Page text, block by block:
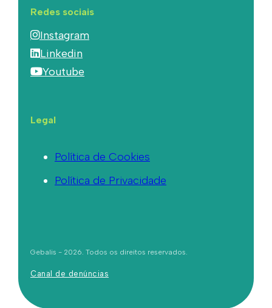
Redes sociais
Instagram
Linkedin
Youtube
Legal
Política de Cookies
Política de Privacidade
Gebalis - 2026. Todos os direitos reservados.
Canal de denúncias